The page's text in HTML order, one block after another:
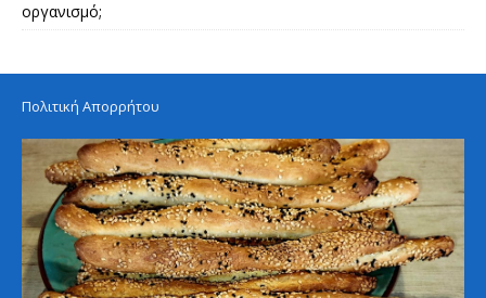
οργανισμό;
Πολιτική Απορρήτου